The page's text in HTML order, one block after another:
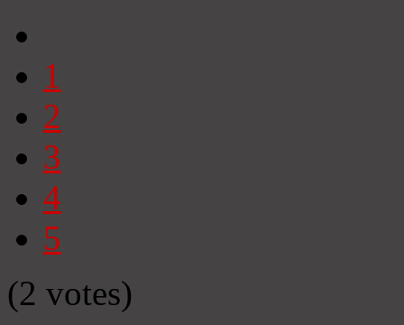
1
2
3
4
5
(2 votes)